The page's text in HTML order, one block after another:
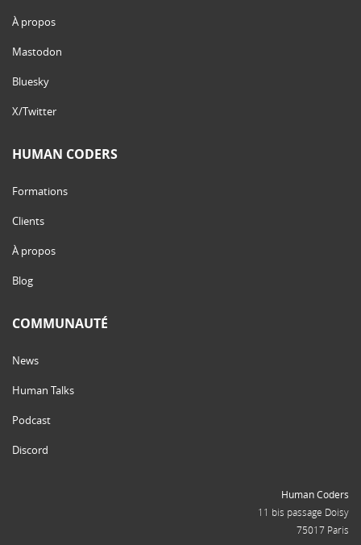
À propos
Mastodon
Bluesky
X/Twitter
HUMAN CODERS
Formations
Clients
À propos
Blog
COMMUNAUTÉ
News
Human Talks
Podcast
Discord
Human Coders
11 bis passage Doisy
75017 Paris